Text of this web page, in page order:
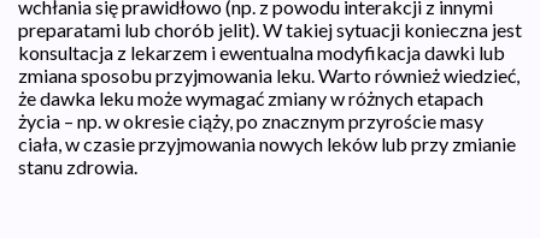
wchłania się prawidłowo (np. z powodu interakcji z innymi
preparatami lub chorób jelit). W takiej sytuacji konieczna jest
konsultacja z lekarzem i ewentualna modyfikacja dawki lub
zmiana sposobu przyjmowania leku. Warto również wiedzieć,
że dawka leku może wymagać zmiany w różnych etapach
życia – np. w okresie ciąży, po znacznym przyroście masy
ciała, w czasie przyjmowania nowych leków lub przy zmianie
stanu zdrowia.